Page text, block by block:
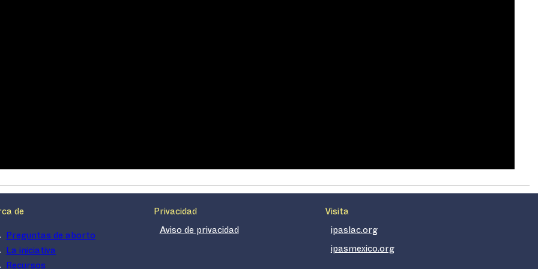
de
Preguntas de aborto
La iniciativa
Recursos
Privacidad
Aviso de privacidad
Visita
ipaslac.org
ipasmexico.org